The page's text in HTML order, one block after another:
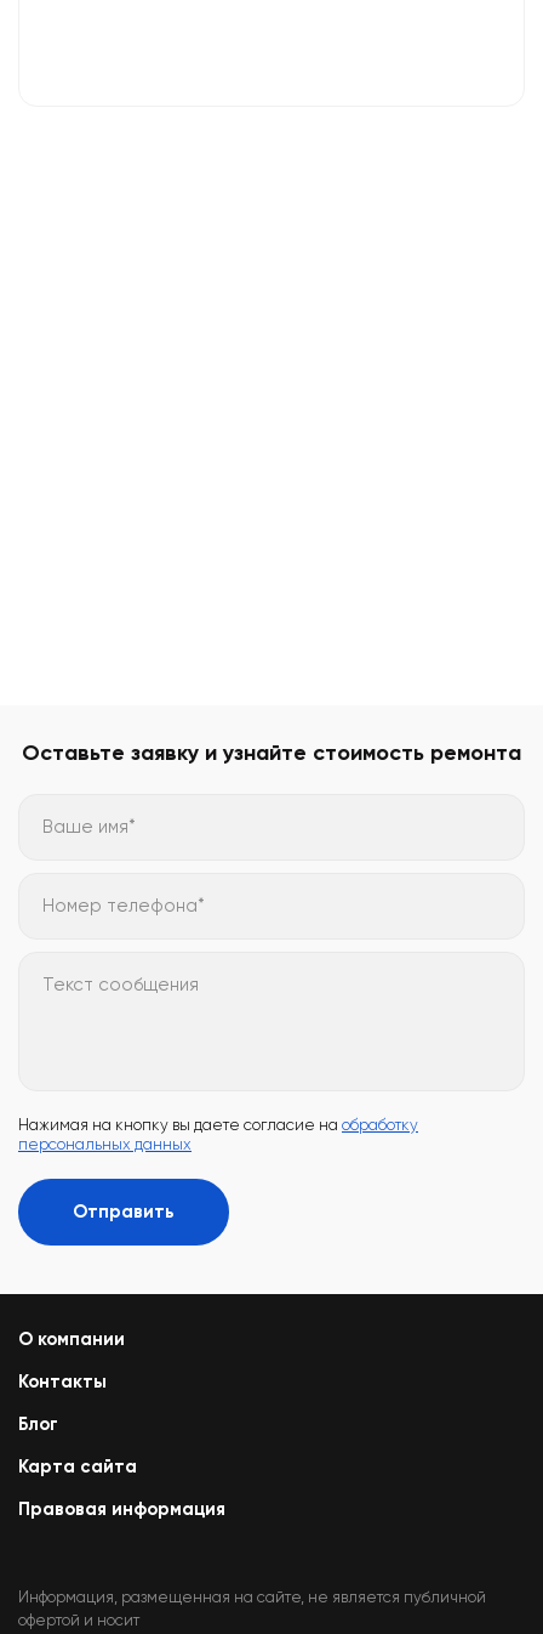
Оставьте заявку и узнайте стоимость ремонта
Ваше имя*
Номер телефона*
Текст сообщения
Нажимая на кнопку вы даете согласие на обработку
персональных данных
Отправить
О компании
Контакты
Блог
Карта сайта
Правовая информация
Информация, размещенная на сайте, не является публичной
офертой и носит